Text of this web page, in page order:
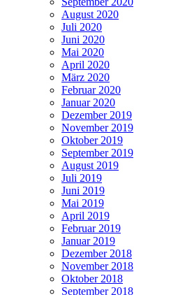
August 2020
Juli 2020
Juni 2020
Mai 2020
April 2020
März 2020
Februar 2020
Januar 2020
Dezember 2019
November 2019
Oktober 2019
September 2019
August 2019
Juli 2019
Juni 2019
Mai 2019
April 2019
Februar 2019
Januar 2019
Dezember 2018
November 2018
Oktober 2018
September 2018